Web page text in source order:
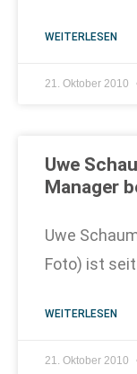
WEITERLESEN
21. Oktober 2010
Uwe
Manager
Uwe
Foto) ist
WEITERLESEN
21. Oktober 2010